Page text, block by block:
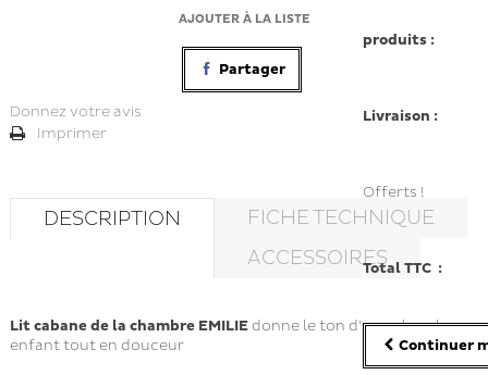
produits :
Livraison :
Offerts !
Total TTC :
Continuer
AJOUTER À LA LISTE
Partager
Donnez votre avis
Imprimer
DESCRIPTION
FICHE TECHNIQUE
ACCESSOIRES
Lit cabane de la chambre EMILIEdonne le ton d'une chambre
enfant tout en douceur